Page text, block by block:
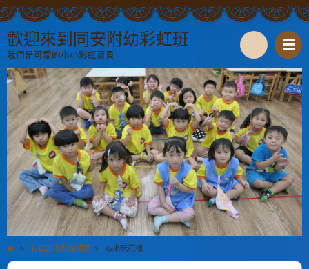
歡迎來到同安附幼彩虹班
我們是可愛的小小彩虹寶貝
S
e
a
r
c
h
> 彩虹班的點點滴滴 > 布來玩花樣